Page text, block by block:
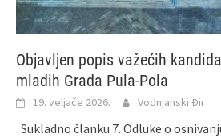
Objavljen popis važećih
mladih Grada Pula-Pola
19. veljače 2026. Vodnjanski Đir
Sukladno članku 7. Odluke o